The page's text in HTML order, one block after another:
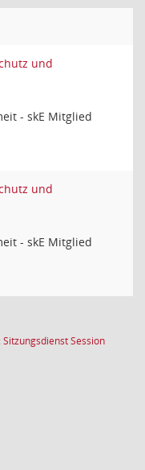
und
- skE Mitglied
und
- skE Mitglied
SitzungsdienstSession(Wird in